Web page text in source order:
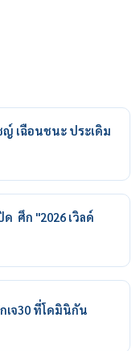
เฉือนชนะ ประเดิม
ศึก "2026 เวิลด์
เจ30 ที่โดมินิกัน